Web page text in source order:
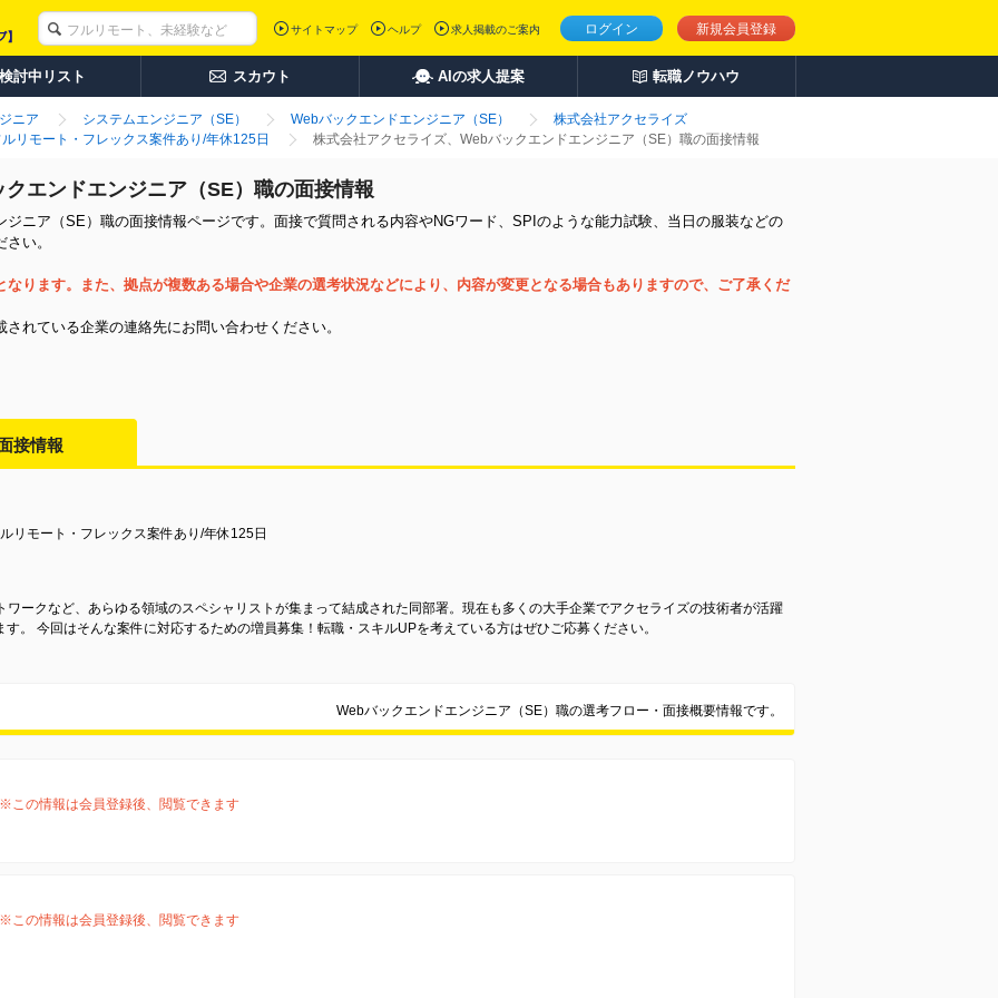
ログイン 新規会員登録
サイトマップ ヘルプ 求人掲載のご案内
討中リスト スカウト AIの求人提案 転職ノウハウ
ニア システムエンジニア（SE） Webバックエンドエンジニア（SE）
株式会社アクセライズ
リモート・フレックス案件あり/年休125日
株式会社アクセライズ、Webバックエンドエンジニア（SE）職の面接情報
エンドエンジニア（SE）職の面接情報
ニア（SE）職の面接情報ページです。面接で質問される内容やNGワード、SPIのような能力試験、当日の服装などの
い。
ります。また、拠点が複数ある場合や企業の選考状況などにより、内容が変更となる場合もありますので、ご了承くだ
れている企業の連絡先にお問い合わせください。
接情報
リモート・フレックス案件あり/年休125日
ークなど、あらゆる領域のスペシャリストが集まって結成された同部署。現在も多くの大手企業でアクセライズの技術者が活躍
。 今回はそんな案件に対応するための増員募集！転職・スキルUPを考えている方はぜひご応募ください。
Webバックエンドエンジニア（SE）職の選考フロー・面接概要情報です。
※この情報は会員登録後、閲覧できます
※この情報は会員登録後、閲覧できます